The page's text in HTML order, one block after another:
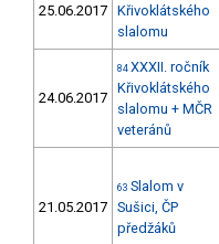
25.06.2017 Křivoklátského
slalomu
24.06.2017
84 XXXII. ročník
Křivoklátského
slalomu + MČR
veteránů
21.05.2017
63 Slalom v
Sušici, ČP
předžáků